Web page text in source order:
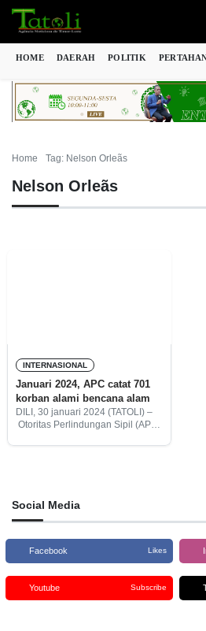
HOME DAERAH POLITIK
Home Tag: Nelson Orleãs
Nelson Orleãs
INTERNASIONAL
Januari 2024, APC catat 701
korban alami bencana alam
DILI, 30 januari 2024 (TATOLI) –
Otoritas Perlindungan Sipil (APC)
Social Media
Facebook Likes
Youtube Subscribe